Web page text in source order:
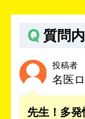
Q 質問
投稿者
名医
先生！多